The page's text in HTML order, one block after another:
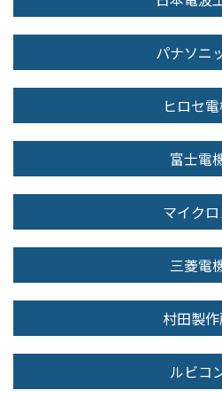
パナソニ
ヒロセ
富士電
マイク
三菱電
村田製
ルビコ